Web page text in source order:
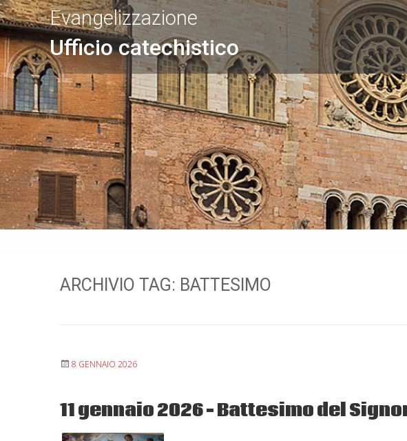
Ufficio catechistico
Evangelizzazione
ARCHIVIO TAG: BATTESIMO
8 GENNAIO 2026
11 gennaio 2026 – Battesimo del